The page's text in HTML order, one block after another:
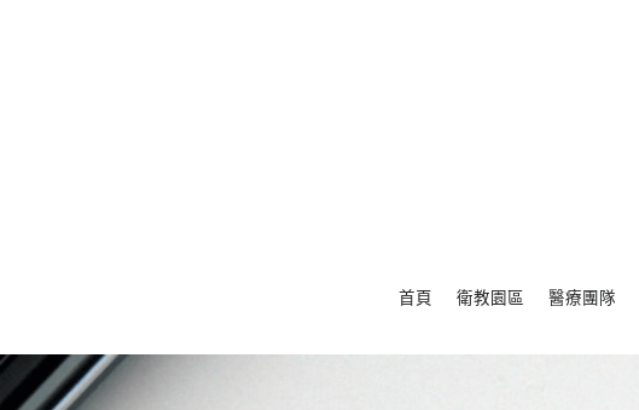
首頁 衛教園區 醫療團隊